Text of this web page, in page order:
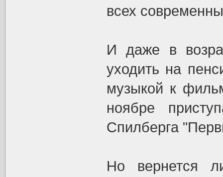
всех
И даже в
уходить на
музыкой к
ноябре
Спилберга
Но вернется